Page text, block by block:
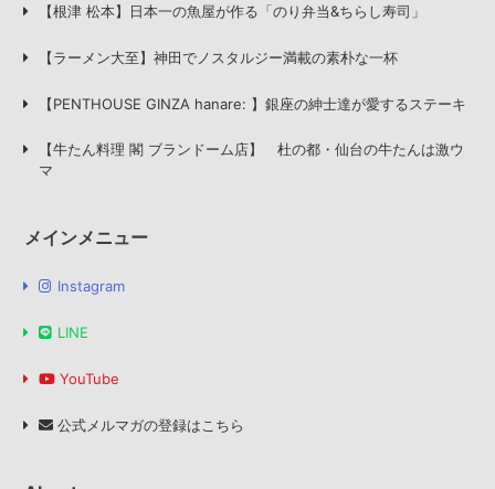
【根津 松本】日本一の魚屋が作る「のり弁当&ちらし寿司」
【ラーメン大至】神田でノスタルジー満載の素朴な一杯
【PENTHOUSE GINZA hanare: 】銀座の紳士達が愛するステーキ
【牛たん料理 閣 ブランドーム店】 杜の都・仙台の牛たんは激ウ
マ
メインメニュー
Instagram
LINE
YouTube
公式メルマガの登録はこちら